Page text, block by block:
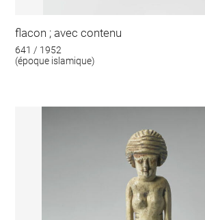
flacon ; avec contenu
641 / 1952
(époque islamique)